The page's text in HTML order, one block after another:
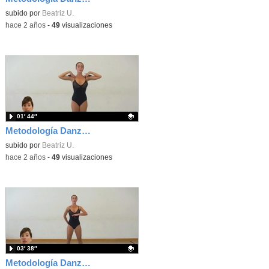
Contenido educativo.
subido por Beatriz U.
-hace 2 años- 49visualizaciones
Metodología Danza estilizada Rocío Espada y Beatriz Uría. Marcajes sin desplazamiento con braceos
Contenido educativo.
subido por Beatriz U.
01′ 44″
-hace 2 años- 49visualizaciones
Metodología Danza estilizada Rocío Espada y Beatriz Uría. Cuarta posición
03′ 38″